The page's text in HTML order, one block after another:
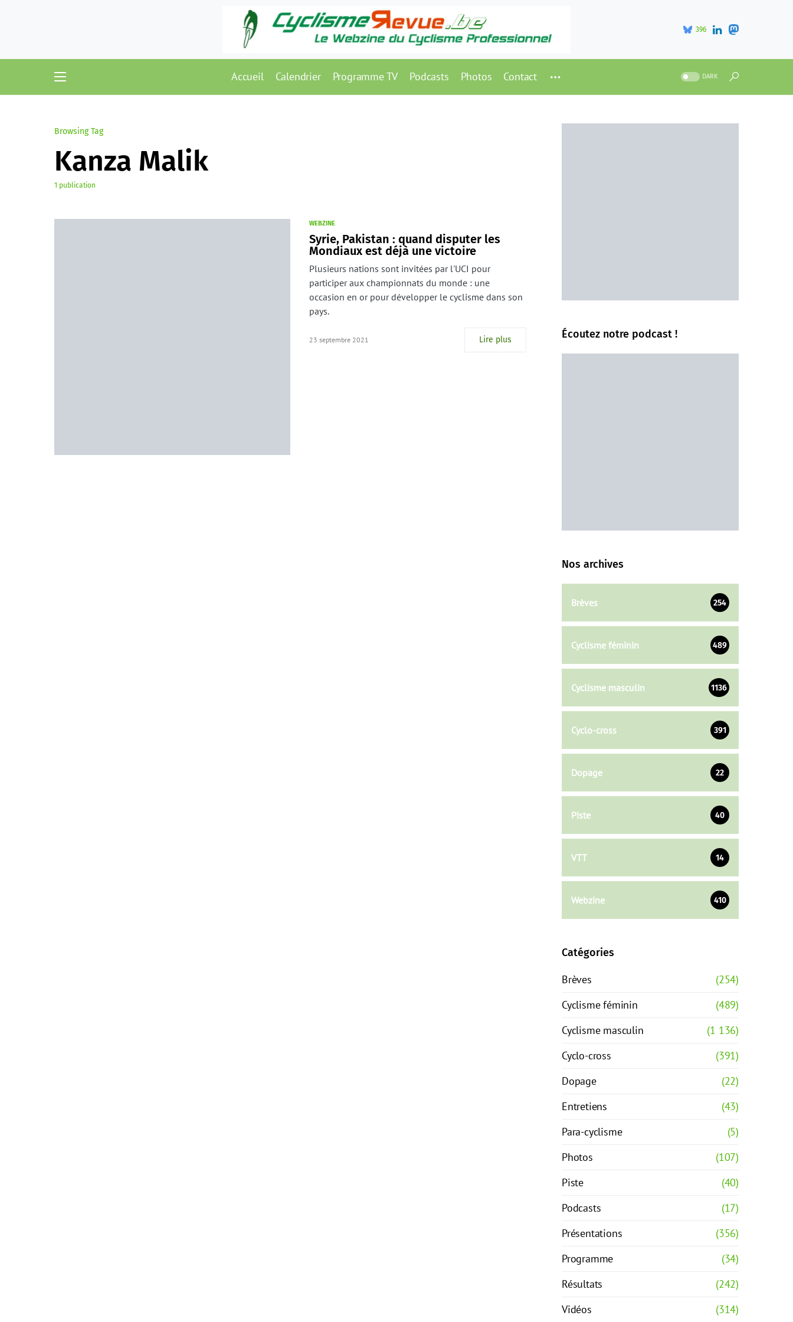
396
Accueil Calendrier Programme TV Podcasts Photos Contact DARK
Browsing Tag
Kanza Malik
1 publication
WEBZINE
Syrie, Pakistan : quand disputer les
Mondiaux est déjà une victoire
Plusieurs nations sont invitées par l'UCI pour
participer aux championnats du monde : une
occasion en or pour développer le cyclisme dans son
pays.
23 septembre 2021 Lire plus Écoutez notre podcast !
Nos archives
Brèves 254
Cyclisme féminin 489
Cyclisme masculin 1136
Cyclo-cross 391
Dopage 22
Piste 40
VTT 14
Webzine 410
Catégories
Brèves
(254)
Cyclisme féminin
(489)
Cyclisme masculin
(1 136)
Cyclo-cross
(391)
Dopage
(22)
Entretiens
(43)
Para-cyclisme
(5)
Photos
(107)
Piste
(40)
Podcasts
(17)
Présentations
(356)
Programme
(34)
Résultats
(242)
Vidéos
(314)